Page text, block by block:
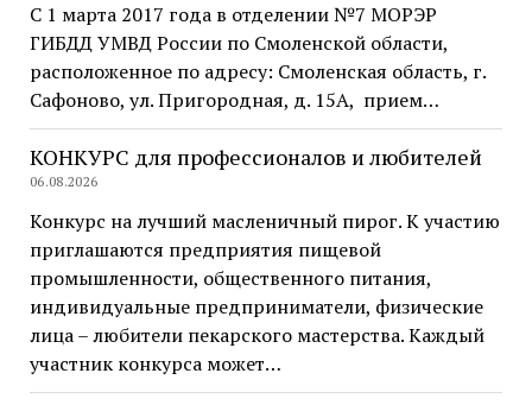
С 1 марта 2017 года в отделении №7 МОРЭР
ГИБДД УМВД России по Смоленской области,
расположенное по адресу: Смоленская область, г.
Сафоново, ул. Пригородная, д. 15А, прием…
КОНКУРС для профессионалов и любителей
06.08.2026
Конкурс на лучший масленичный пирог. К участию
приглашаются предприятия пищевой
промышленности, общественного питания,
индивидуальные предприниматели, физические
лица – любители пекарского мастерства. Каждый
участник конкурса может…